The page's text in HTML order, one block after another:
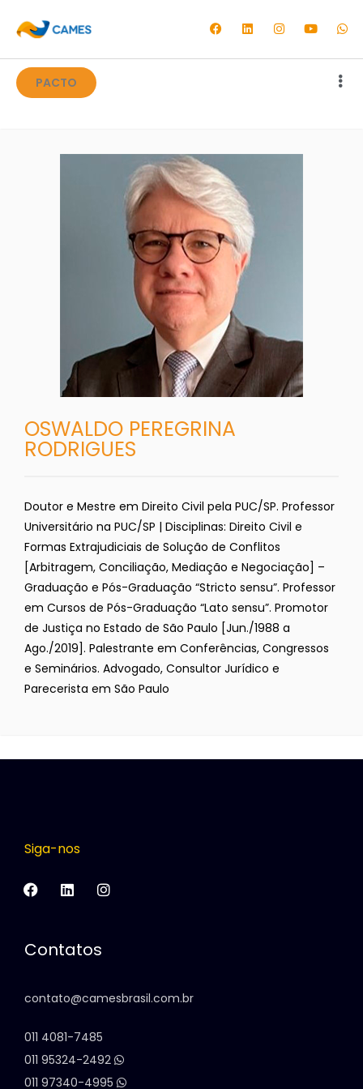
PACTO
OSWALDO PEREGRINA
RODRIGUES
Doutor e Mestre em Direito Civil pela PUC/SP. Professor
Universitário na PUC/SP | Disciplinas: Direito Civil e
Formas Extrajudiciais de Solução de Conflitos
[Arbitragem, Conciliação, Mediação e Negociação] –
Graduação e Pós-Graduação “Stricto sensu”. Professor
em Cursos de Pós-Graduação “Lato sensu”. Promotor
de Justiça no Estado de São Paulo [Jun./1988 a
Ago./2019]. Palestrante em Conferências, Congressos
e Seminários. Advogado, Consultor Jurídico e
Parecerista em São Paulo
Siga-nos
Contatos
contato@camesbrasil.com.br
011 4081-7485
011 95324-2492
011 97340-4995